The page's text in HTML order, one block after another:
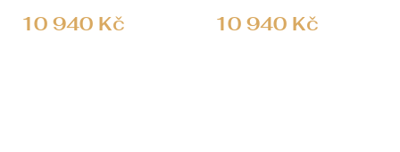
10 940 Kč 10 940 Kč